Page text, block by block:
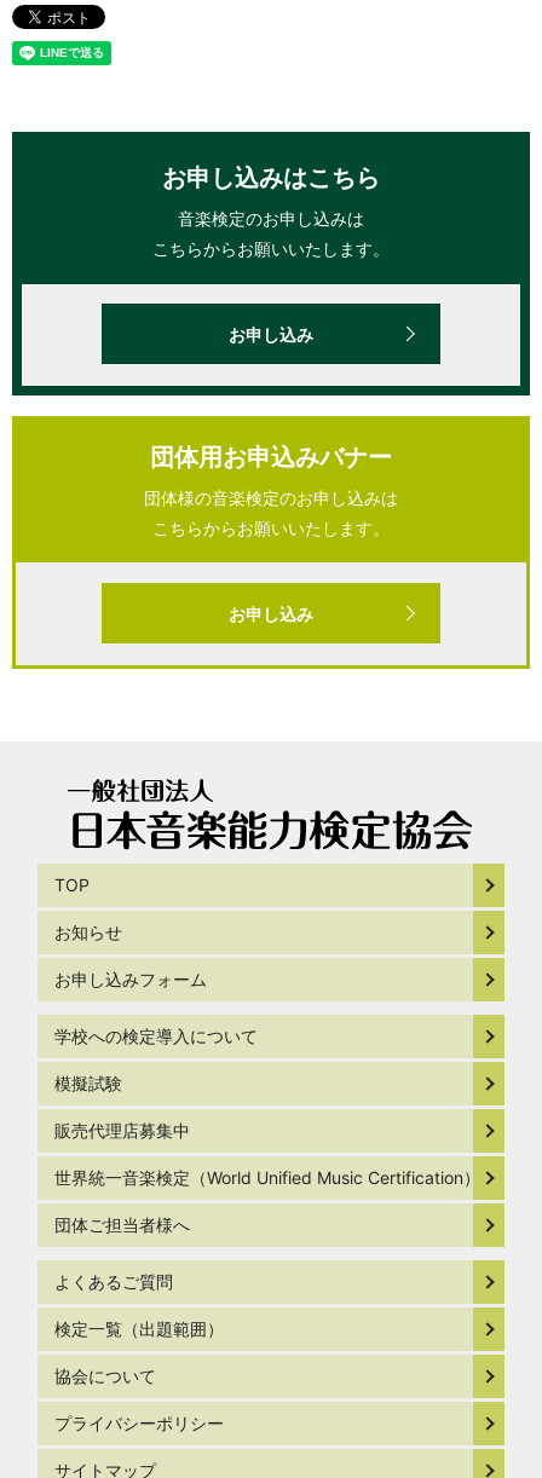
お申し込みはこちら
音楽検定のお申し込みは
こちらからお願いいたします。
お申し込み
団体用お申込みバナー
団体様の音楽検定のお申し込みは
こちらからお願いいたします。
お申し込み
TOP
お知らせ
お申し込みフォーム
学校への検定導入について
模擬試験
販売代理店募集中
世界統一音楽検定（World Unified Music Certification）
団体ご担当者様へ
よくあるご質問
検定一覧（出題範囲）
協会について
プライバシーポリシー
サイトマップ